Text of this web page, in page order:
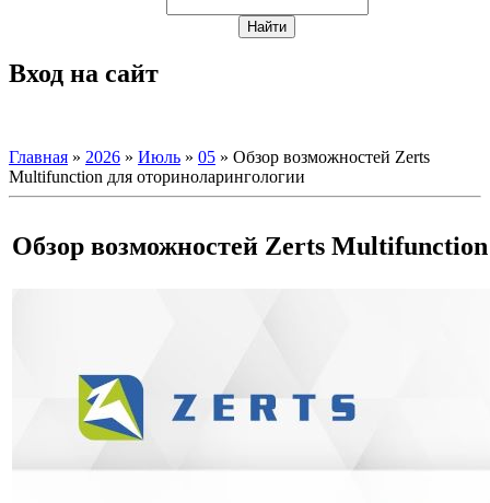
Вход на сайт
Главная » 2026 » Июль » 05 » Обзор возможностей Zerts
Multifunction для оториноларингологии
Обзор возможностей Zerts